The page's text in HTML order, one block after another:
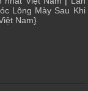
Lông Mày Sau Khi
Nam}